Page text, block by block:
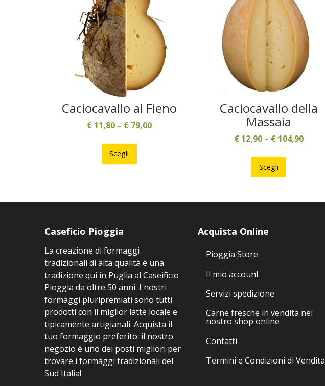
Caciocavallo al Fieno
€11,80– €79,00
Scegli
Questo
ha
Le
scelte
nella
pagina
del
prodotto
Caciocavallo della
Massaia
€12,90– €104,90
Scegli
Questo
ha
varianti.
prodotto
Caseficio Pioggia
La creazione di formaggi
tradizionali di alta qualità è una
tradizione qui in Puglia al Caseificio
Pioggia da oltre 50 anni. I nostri
formaggi pluripremiati sono tutti
prodotti con il miglior latte locale e
tipicamente artigianali. Acquista il
tuo formaggio preferito: il nostro
negozio è uno dei posti migliori per
trovare i formaggi tradizionali del
Sud Italia!
Acquista Online
Pioggia Store
Il mio account
Servizi spedizione
Carne fresche in vendita nel
nostro shop online
Contatti
Termini e Condizioni di Vendita